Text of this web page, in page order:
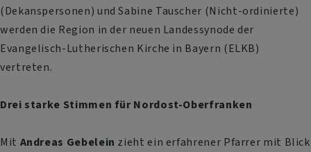
(Dekanspersonen) und Sabine Tauscher (Nicht-ordinierte)
werden die Region in der neuen Landessynode der
Evangelisch-Lutherischen Kirche in Bayern (ELKB)
vertreten.
Drei starke Stimmen für Nordost-Oberfranken
Mit Andreas Gebelein zieht ein erfahrener Pfarrer mit Blick